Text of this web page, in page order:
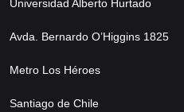
Universidad Alberto Hurtado
Avda. Bernardo O’Higgins 1825
Metro Los Héroes
Santiago de Chile